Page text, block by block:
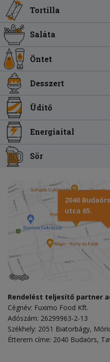
Tortilla
Saláta
Öntet
Desszert
Üdítő
Energiaital
Sör
2040
utca 65.
Rendelést teljesítő partner
Cégnév: Fuximo Food Kft.
Adószám: 26299963-2-13
Székhely: 2051 Biatorbágy,
Étterem címe: 2040 Budaörs,